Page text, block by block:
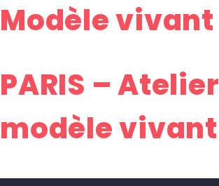
Modèle vivant
PARIS – Atelier
modèle vivant